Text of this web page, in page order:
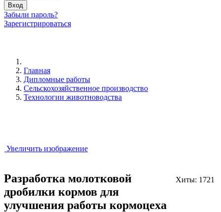
Забыли пароль?
Зарегистрироваться
Главная
Дипломные работы
Сельскохозяйственное производство
Технологии животноводства
Увеличить изображение
Хиты: 1721
Разработка молотковой
дробилки кормов для
улучшения работы кормоцеха